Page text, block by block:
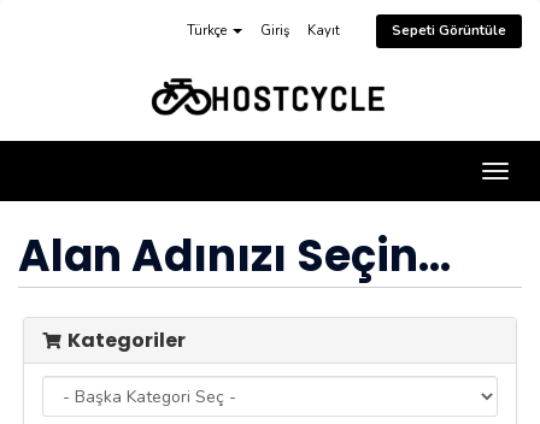
Türkçe Giriş Kayıt Sepeti Görüntüle
Alan Adınızı Seçin...
Kategoriler